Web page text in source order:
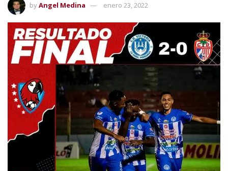
byAngel Medina enero 23, 2022